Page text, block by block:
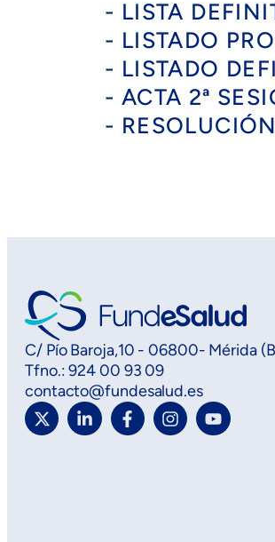
- LISTA
- LISTADO
- LISTADO
- ACTA 2ª
-
C/ Pío Baroja,10 - 06800- Mérida
Tfno.: 924 00 93 09
contacto@fundesalud.es